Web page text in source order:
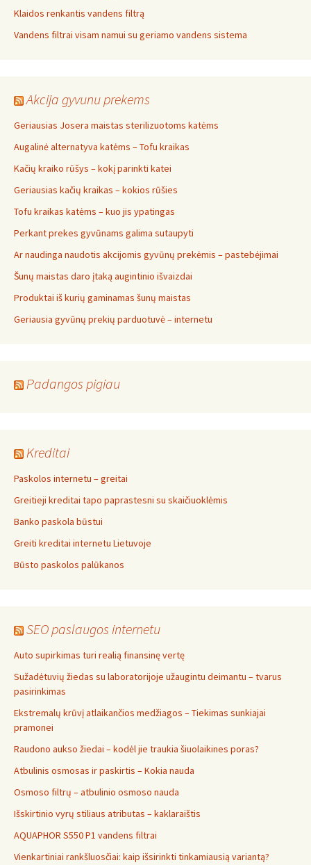
Klaidos renkantis vandens filtrą
Vandens filtrai visam namui su geriamo vandens sistema
Akcija gyvunu prekems
Geriausias Josera maistas sterilizuotoms katėms
Augalinė alternatyva katėms – Tofu kraikas
Kačių kraiko rūšys – kokį parinkti katei
Geriausias kačių kraikas – kokios rūšies
Tofu kraikas katėms – kuo jis ypatingas
Perkant prekes gyvūnams galima sutaupyti
Ar naudinga naudotis akcijomis gyvūnų prekėmis – pastebėjimai
Šunų maistas daro įtaką augintinio išvaizdai
Produktai iš kurių gaminamas šunų maistas
Geriausia gyvūnų prekių parduotuvė – internetu
Padangos pigiau
Kreditai
Paskolos internetu – greitai
Greitieji kreditai tapo paprastesni su skaičiuoklėmis
Banko paskola būstui
Greiti kreditai internetu Lietuvoje
Būsto paskolos palūkanos
SEO paslaugos internetu
Auto supirkimas turi realią finansinę vertę
Sužadėtuvių žiedas su laboratorijoje užaugintu deimantu – tvarus
pasirinkimas
Ekstremalų krūvį atlaikančios medžiagos – Tiekimas sunkiajai
pramonei
Raudono aukso žiedai – kodėl jie traukia šiuolaikines poras?
Atbulinis osmosas ir paskirtis – Kokia nauda
Osmoso filtrų – atbulinio osmoso nauda
Išskirtinio vyrų stiliaus atributas – kaklaraištis
AQUAPHOR S550 P1 vandens filtrai
Vienkartiniai rankšluosčiai: kaip išsirinkti tinkamiausią variantą?